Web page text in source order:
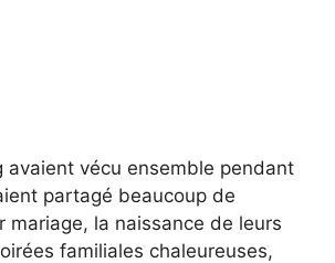
avaient vécu ensemble pendant
partagé beaucoup de
mariage, la naissance de leurs
familiales chaleureuses,